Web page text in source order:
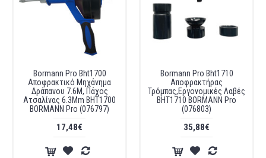
Bormann Pro Bht1700
Αποφρακτικό Μηχάνημα
Δράπανου 7.6M, Πάχος
Ατσαλίνας 6.3Mm BHT1700
BORMANN Pro (076797)
17,48€
Bormann Pro Bht1710
Αποφρακτήρας
Τρόμπας,Εργονομικές Λαβές
BHT1710 BORMANN Pro
(076803)
35,88€